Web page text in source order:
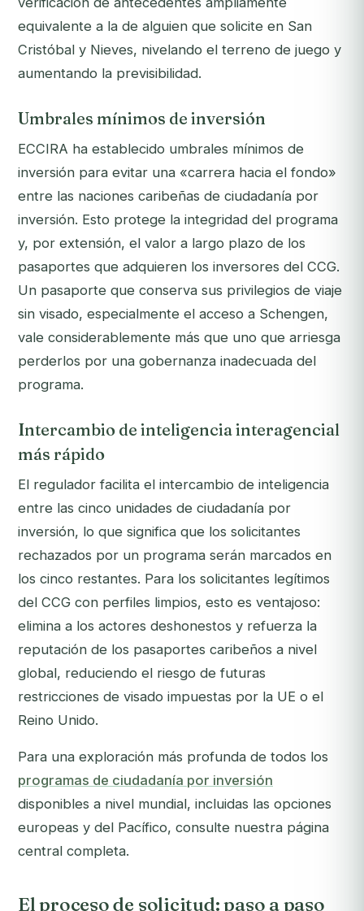
equivalente a la de alguien que solicite en San
Cristóbal y Nieves, nivelando el terreno de juego y
aumentando la previsibilidad.
Umbrales mínimos de inversión
ECCIRA ha establecido umbrales mínimos de
inversión para evitar una «carrera hacia el fondo»
entre las naciones caribeñas de ciudadanía por
inversión. Esto protege la integridad del programa
y, por extensión, el valor a largo plazo de los
pasaportes que adquieren los inversores del CCG.
Un pasaporte que conserva sus privilegios de viaje
sin visado, especialmente el acceso a Schengen,
vale considerablemente más que uno que arriesga
perderlos por una gobernanza inadecuada del
programa.
Intercambio de inteligencia interagencial
más rápido
El regulador facilita el intercambio de inteligencia
entre las cinco unidades de ciudadanía por
inversión, lo que significa que los solicitantes
rechazados por un programa serán marcados en
los cinco restantes. Para los solicitantes legítimos
del CCG con perfiles limpios, esto es ventajoso:
elimina a los actores deshonestos y refuerza la
reputación de los pasaportes caribeños a nivel
global, reduciendo el riesgo de futuras
restricciones de visado impuestas por la UE o el
Reino Unido.
Para una exploración más profunda de todos los
programas de ciudadanía por inversión
disponibles a nivel mundial, incluidas las opciones
europeas y del Pacífico, consulte nuestra página
central completa.
El proceso de solicitud: paso a paso